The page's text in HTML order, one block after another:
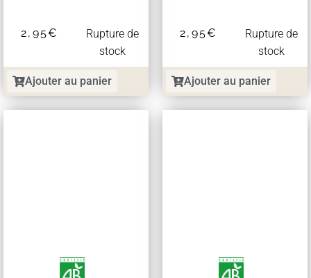
2,95€
Rupture de
stock
Ajouter au panier
2,95€
Rupture de
stock
Ajouter au panier